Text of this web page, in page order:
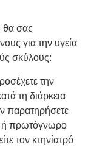
θα σας
για την υγεία
σκύλους:
την
τη διάρκεια
παρατηρήσετε
ή πρωτόγνωρο
τον κτηνίατρό